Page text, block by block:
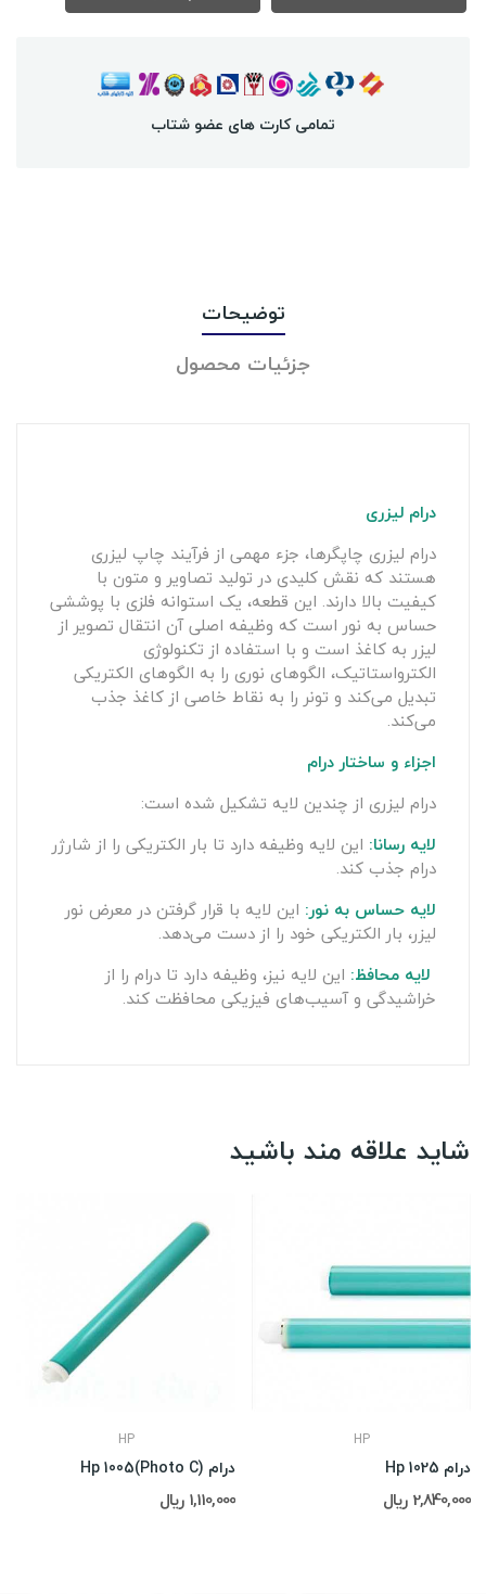
تمامی کارت های عضو شتاب
توضیحات
جزئیات محصول
درام لیزری
درام لیزری چاپگرها، جزء مهمی از فرآیند چاپ لیزری
هستند که نقش کلیدی در تولید تصاویر و متون با
کیفیت بالا دارند. این قطعه، یک استوانه فلزی با پوششی
حساس به نور است که وظیفه اصلی آن انتقال تصویر از
لیزر به کاغذ است و با استفاده از تکنولوژی
الکترواستاتیک، الگوهای نوری را به الگوهای الکتریکی
تبدیل می‌کند و تونر را به نقاط خاصی از کاغذ جذب
می‌کند.
اجزاء و ساختار درام
درام لیزری از چندین لایه تشکیل شده است:
لایه رسانا: این لایه وظیفه دارد تا بار الکتریکی را از شارژر
درام جذب کند.
لایه حساس به نور: این لایه با قرار گرفتن در معرض نور
لیزر، بار الکتریکی خود را از دست می‌دهد.
لایه محافظ: این لایه نیز، وظیفه دارد تا درام را از
خراشیدگی و آسیب‌های فیزیکی محافظت کند.
شاید علاقه مند باشید
HP
درام Hp 1005(Photo C)
1,110,000 ریال
HP
درام Hp 1025
2,840,000 ریال